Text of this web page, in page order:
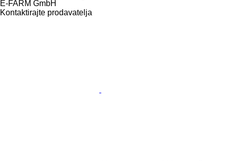
E-FARM GmbH
Kontaktirajte prodavatelja